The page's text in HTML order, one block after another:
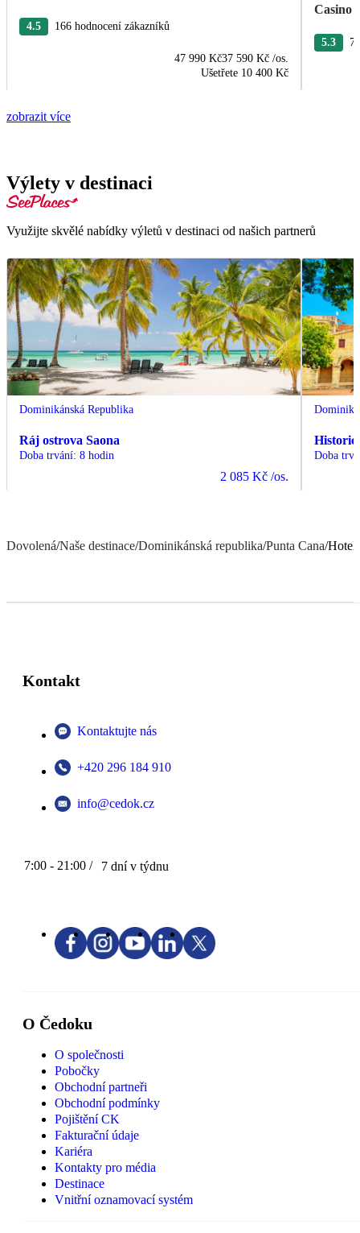
4.5 166 hodnocení zákazníků
47 990 Kč37 590 Kč /os.
Ušetřete 10 400 Kč
Casino
5.3
zobrazit více
Výlety v destinaci
Využijte skvělé nabídky výletů v destinaci od našich partnerů
Dominikánská Republika
Ráj ostrova Saona
Doba trvání: 8 hodin
2 085 Kč /os.
Doba
Dovolená/Naše destinace/Dominikánská republika/Punta Cana/Hotel
Kontakt
Kontaktujte nás
+420 296 184 910
info@cedok.cz
7:00 - 21:00 / 7 dní v týdnu
O Čedoku
O společnosti
Pobočky
Obchodní partneři
Obchodní podmínky
Pojištění CK
Fakturační údaje
Kariéra
Kontakty pro média
Destinace
Vnitřní oznamovací systém